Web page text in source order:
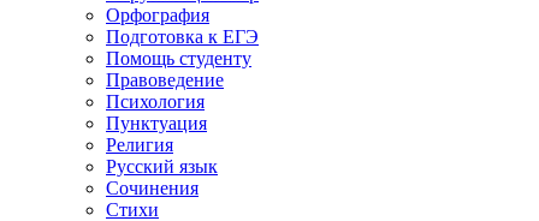
Орфография
Подготовка к ЕГЭ
Помощь студенту
Правоведение
Психология
Пунктуация
Религия
Русский язык
Сочинения
Стихи